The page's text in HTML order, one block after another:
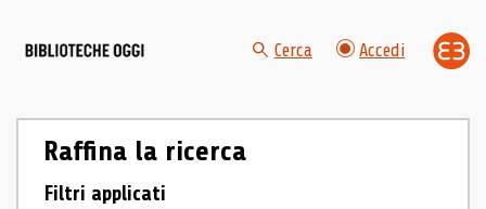
Cerca Accedi
Raffina la ricerca
Filtri applicati